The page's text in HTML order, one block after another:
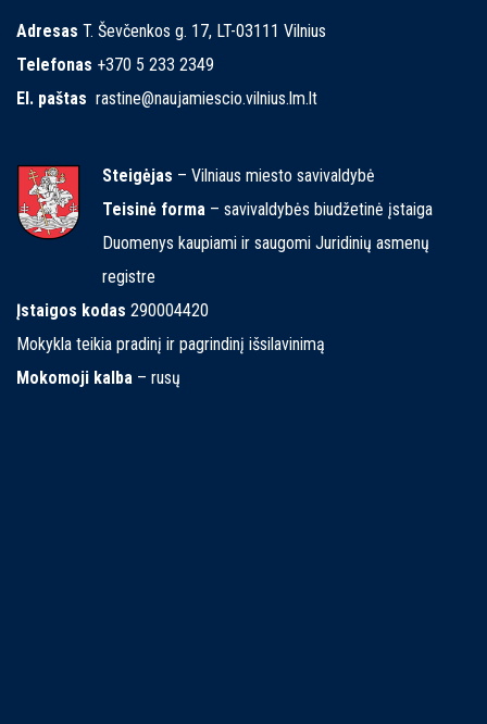
Adresas T. Ševčenkos g. 17, LT-03111 Vilnius
Telefonas +370 5 233 2349
El. paštas rastine@naujamiescio.vilnius.lm.lt
Steigėjas – Vilniaus miesto savivaldybė
Teisinė forma – savivaldybės biudžetinė įstaiga
Duomenys kaupiami ir saugomi Juridinių asmenų
registre
Įstaigos kodas 290004420
Mokykla teikia pradinį ir pagrindinį išsilavinimą
Mokomoji kalba – rusų